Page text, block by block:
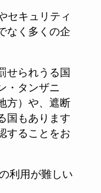
セキュリティ
なく多くの企
せられうる国
・タンザニ
方）や、遮断
国もあります
することをお
利用が難しい